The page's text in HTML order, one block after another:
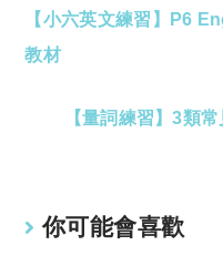
more
articles
【小六英文練習】P6
教材
【量詞練習】3類
你可能會喜歡